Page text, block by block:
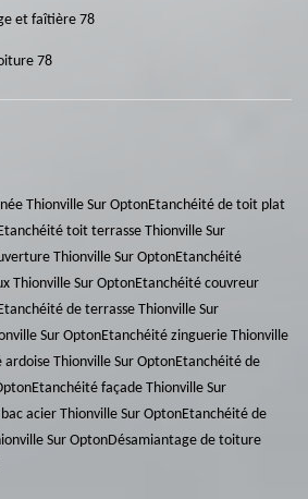
et faîtière 78
78
Thionville Sur OptonEtanchéité de toit plat
toit terrasse Thionville Sur
Thionville Sur OptonEtanchéité
Thionville Sur OptonEtanchéité couvreur
de terrasse Thionville Sur
Sur OptonEtanchéité zinguerie Thionville
ardoise Thionville Sur OptonEtanchéité de
Etanchéité façade Thionville Sur
acier Thionville Sur OptonEtanchéité de
Sur OptonDésamiantage de toiture